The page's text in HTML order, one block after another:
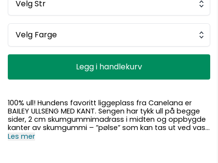
Velg Str
Velg Farge
Legg i handlekurv
100% ull! Hundens favoritt liggeplass fra Canelana er
BAILEY ULLSENG MED KANT. Sengen har tykk ull på begge
sider, 2 cm skumgummimadrass i midten og oppbygde
kanter av skumgummi – ”pølse” som kan tas ut ved vask
(glidelåsåpning rundt hele ytterkanten).
Les mer